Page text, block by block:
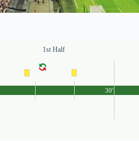
1st Half
30'